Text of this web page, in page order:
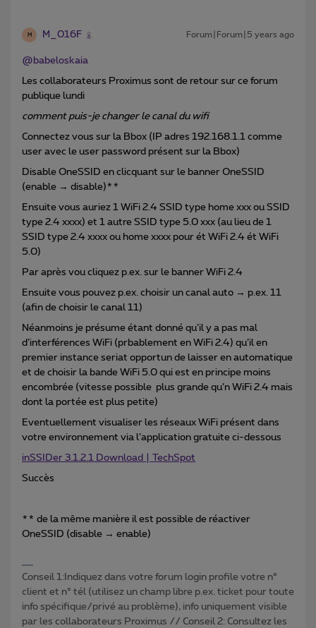
M M_016F Forum|Forum|5 years ago
@babeloskaia
Les collaborateurs Proximus sont de retour sur ce forum
publique lundi
comment puis-je changer le canal du wifi
Connectez vous sur la Bbox (IP adres 192.168.1.1 comme
user avec le user password présent sur la Bbox)
Disable OneSSID en clicquant sur le banner OneSSID
(enable → disable)**
Ensuite vous auriez 1 WiFi 2.4 SSID type home xxx ou SSID
type 2.4 xxxx) et 1 autre SSID type 5.0 xxx (au lieu de 1
SSID type 2.4 xxxx ou home xxxx pour ét WiFi 2.4 ét WiFi
5.0)
Par après vou cliquez p.ex. sur le banner WiFi 2.4
Ensuite vous pouvez p.ex. choisir un canal auto → p.ex. 11
(afin de choisir le canal 11)
Néanmoins je présume étant donné qu’il y a pas mal
d’interférences WiFi (prbablement en WiFi 2.4) qu’il en
premier instance seriat opportun de laisser en automatique
et de choisir la bande WiFi 5.0 qui est en principe moins
encombrée (vitesse possible plus grande qu’n WiFi 2.4 mais
dont la portée est plus petite)
Eventuellement visualiser les réseaux WiFi présent dans
votre environnement via l’application gratuite ci-dessous
inSSIDer 3.1.2.1 Download | TechSpot
Succès
** de la même manière il est possible de réactiver
OneSSID (disable → enable)
Conseil 1:Indiquez dans votre forum login profile votre n°
client et n° tél (utilisez un champ libre p.ex. ticket pour toute
info spécifique/privé au problème), info uniquement visible
par les collaborateurs Proximus // Conseil 2: Consultez les